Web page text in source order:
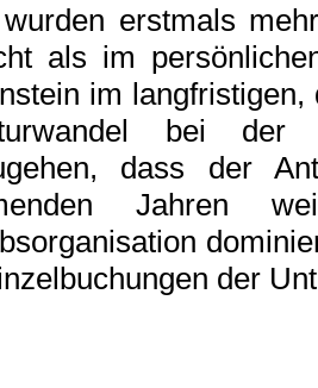
erstmals
als im
im
bei der
dass der
Jahren
der